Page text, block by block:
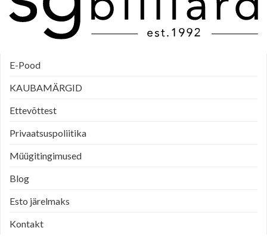
E-Pood
KAUBAMÄRGID
Ettevõttest
Privaatsuspoliitika
Müügitingimused
Blog
Esto järelmaks
Kontakt